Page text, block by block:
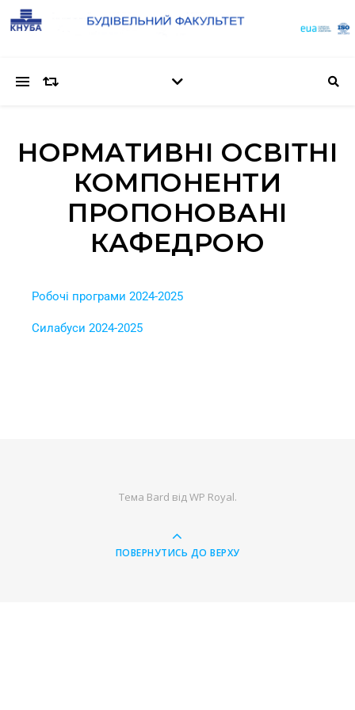
НОРМАТИВНІ ОСВІТНІ
КОМПОНЕНТИ
ПРОПОНОВАНІ
КАФЕДРОЮ
Робочі програми 2024-2025
Силабуси 2024-2025
Тема Bard відWP Royal.
ПОВЕРНУТИСЬ ДО ВЕРХУ